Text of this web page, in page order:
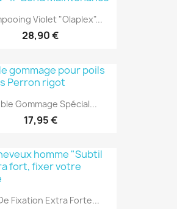
Violet "Olaplex"...
28,90 €
Gommage Spécial...
17,95 €
Fixation Extra Forte...